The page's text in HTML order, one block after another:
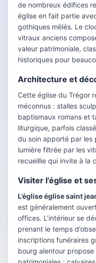
de nombreux édifices
église en fait partie
gothiques mëlés. Le
vitraux anciens
valeur patrimoniale,
historiques pour
Architecture et
Cette église du Trégor
méconnus : stalles
baptismaux romans et
liturgique, parfois
du soin apporté par les
lumière filtrée par les
recueillie qui invite à la
Visiter l’église et
L’église église saint
est généralement
offices. L’intérieur se
prenant le temps
inscriptions funéraires
bourg alentour propose